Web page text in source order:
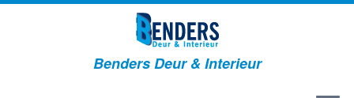
Benders Deur & Interieur